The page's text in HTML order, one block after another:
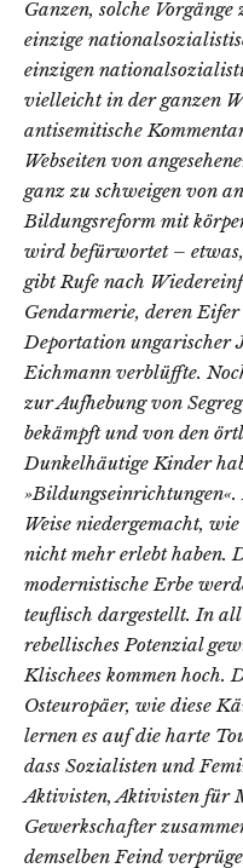
Ganzen, solche
einzige
einzigen
vielleicht in der ganzen
antisemitische
Webseiten von
ganz zu schweigen von
Bildungsreform mit
wird befürwortet –
gibt Rufe nach
Gendarmerie, deren
Deportation ungarischer
Eichmann verblüffte.
zur Aufhebung von
bekämpft und von den
Dunkelhäutige Kinder
Weise niedergemacht,
nicht mehr erlebt haben.
modernistische Erbe
teuflisch dargestellt. In
rebellisches Potenzial
Klischees kommen hoch.
Osteuropäer, wie diese
lernen es auf die harte
dass Sozialisten und
Aktivisten, Aktivisten für
Gewerkschafter
demselben Feind